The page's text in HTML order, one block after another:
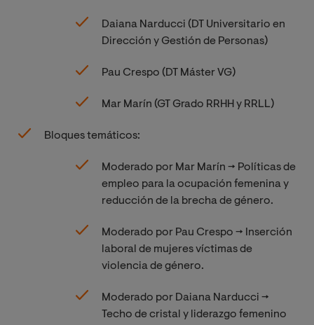
Daiana Narducci (DT Universitario en
Dirección y Gestión de Personas)
Pau Crespo (DT Máster VG)
Mar Marín (GT Grado RRHH y RRLL)
Bloques temáticos:
Moderado por Mar Marín → Políticas de
empleo para la ocupación femenina y
reducción de la brecha de género.
Moderado por Pau Crespo → Inserción
laboral de mujeres víctimas de
violencia de género.
Moderado por Daiana Narducci →
Techo de cristal y liderazgo femenino